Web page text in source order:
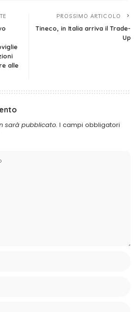
alle
PROSSIMO ARTICOLO
Tineco, in Italia arriva il Trade-
Up
sarà pubblicato. I campi obbligatori